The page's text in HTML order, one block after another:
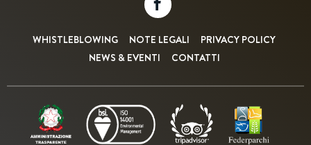
WHISTLEBLOWING NOTE LEGALI
PRIVACY POLICY
NEWS & EVENTI
CONTATTI